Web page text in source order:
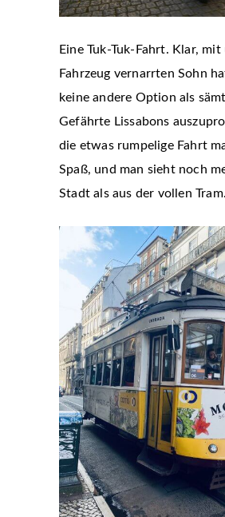
Eine Tuk-Tuk-Fahrt. Klar, mit
Fahrzeug vernarrten Sohn
keine andere Option als
Gefährte Lissabons
die etwas rumpelige Fahrt
Spaß, und man sieht noch
Stadt als aus der vollen Tram.